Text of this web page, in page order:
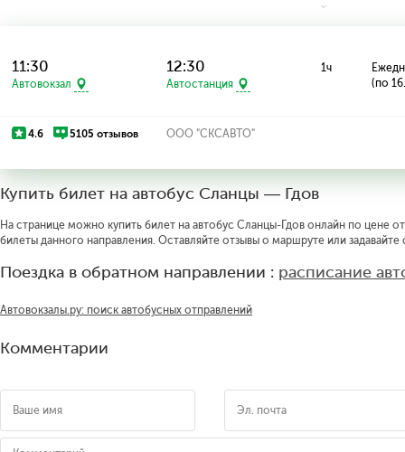
11:30
Автовокзал
12:30
Автостанция
1ч
(по
4.6 5105 отзывов ООО "СКСАВТО"
Купить билет на автобус Сланцы — Гдов
На странице можно купить билет на автобус Сланцы-Гдов онлайн по цене
билеты данного направления. Оставляйте отзывы о маршруте или
Поездка в обратном направлении : расписание
Автовокзалы.ру: поиск автобусных отправлений
Комментарии